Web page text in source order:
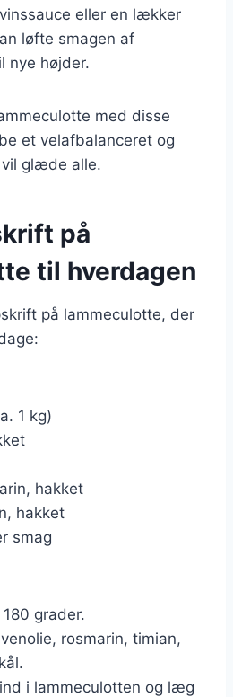
eller en lækker
løfte smagen af
nye højder.
med disse
et velafbalanceret og
glæde alle.
på
til hverdagen
på lammeculotte, der
1 kg)
hakket
hakket
smag
grader.
rosmarin, timian,
i lammeculotten og læg